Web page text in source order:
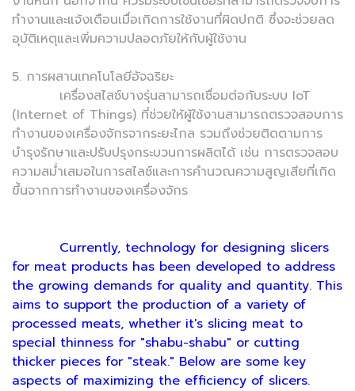
ทำงานและแจ้งเตือนเมื่อเกิดการใช้งานที่ผิดปกติ ซึ่งจะช่วยลด
อุบัติเหตุและเพิ่มความปลอดภัยให้กับผู้ใช้งาน
5. การผสานเทคโนโลยีอัจฉริยะ
เครื่องสไลซ์บางรุ่นสามารถเชื่อมต่อกับระบบ IoT
(Internet of Things) ที่ช่วยให้ผู้ใช้งานสามารถตรวจสอบการ
ทำงานของเครื่องจักรจากระยะไกล รวมถึงช่วยติดตามการ
บำรุงรักษาและปรับปรุงกระบวนการผลิตได้ เช่น การตรวจสอบ
ความสม่ำเสมอในการสไลซ์และการคำนวณความสูญเสียที่เกิด
ขึ้นจากการทำงานของเครื่องจักร
Currently, technology for designing slicers
for meat products has been developed to address
the growing demands for quality and quantity. This
aims to support the production of a variety of
processed meats, whether it's slicing meat to
special thinness for "shabu-shabu" or cutting
thicker pieces for "steak." Below are some key
aspects of maximizing the efficiency of slicers.